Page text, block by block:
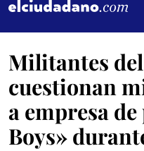
Militantes
cuestionan
a empresa
Boys»